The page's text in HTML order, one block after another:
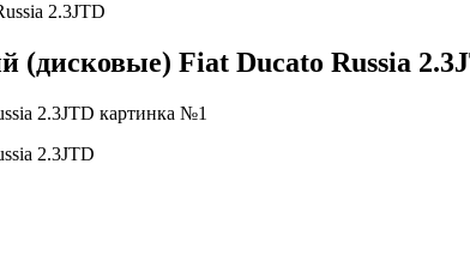
2.3JTD
(дисковые) Fiat Ducato Russia